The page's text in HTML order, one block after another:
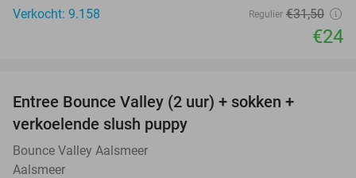
Verkocht: 9.158
Regulier €31,50
€24
Entree Bounce Valley (2 uur) + sokken +
verkoelende slush puppy
Bounce Valley Aalsmeer
Aalsmeer